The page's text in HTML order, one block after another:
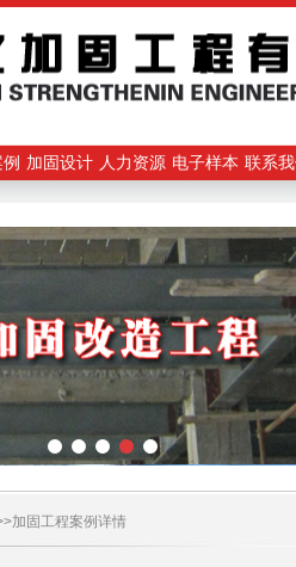
加固设计 人力资源 电子样本 联系
加固工程案例详情